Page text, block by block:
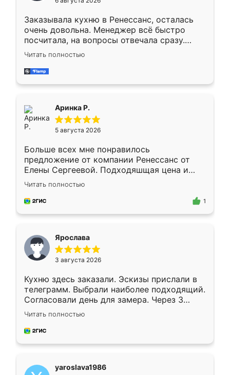
мебели буду заказывать только здесь.
Заказывала кухню в Ренессанс, осталась
очень довольна. Менеджер всё быстро
посчитала, на вопросы отвечала сразу.
Замерщик приехал в субботу, подошёл к
делу со всей ответственностью. Собрали
за день, ребята работали аккуратно, даже
Читать полностью
Аринка Р.
5 августа 2026
Больше всех мне понравилось
предложение от компании Ренессанс от
Елены Сергеевой. Подходяшщая цена и
короткие сроки изготовления. Приехавший
для замера сотрудник Владислав
предложил по моему эскизу самый
Читать полностью
1
Ярослава
3 августа 2026
Кухню здесь заказали. Эскизы прислали в
телеграмм. Выбрали наиболее подходящий.
Согласовали день для замера. Через 3
недели кухня была уже готова. Остались
довольны работой. Спасибо Ренессанс
мебель за качественную работу!
Читать полностью
yaroslava1986